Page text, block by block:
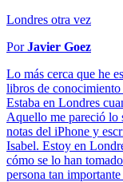
Londres otra vez
PorJavier Goez
Lo más cerca que he
libros de
Estaba en Londres
Aquello me pareció lo
notas del iPhone y
Isabel. Estoy en
cómo se lo han
persona tan